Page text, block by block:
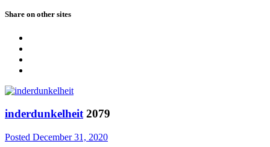
Share on other sites
inderdunkelheit 2079
Posted December 31, 2020